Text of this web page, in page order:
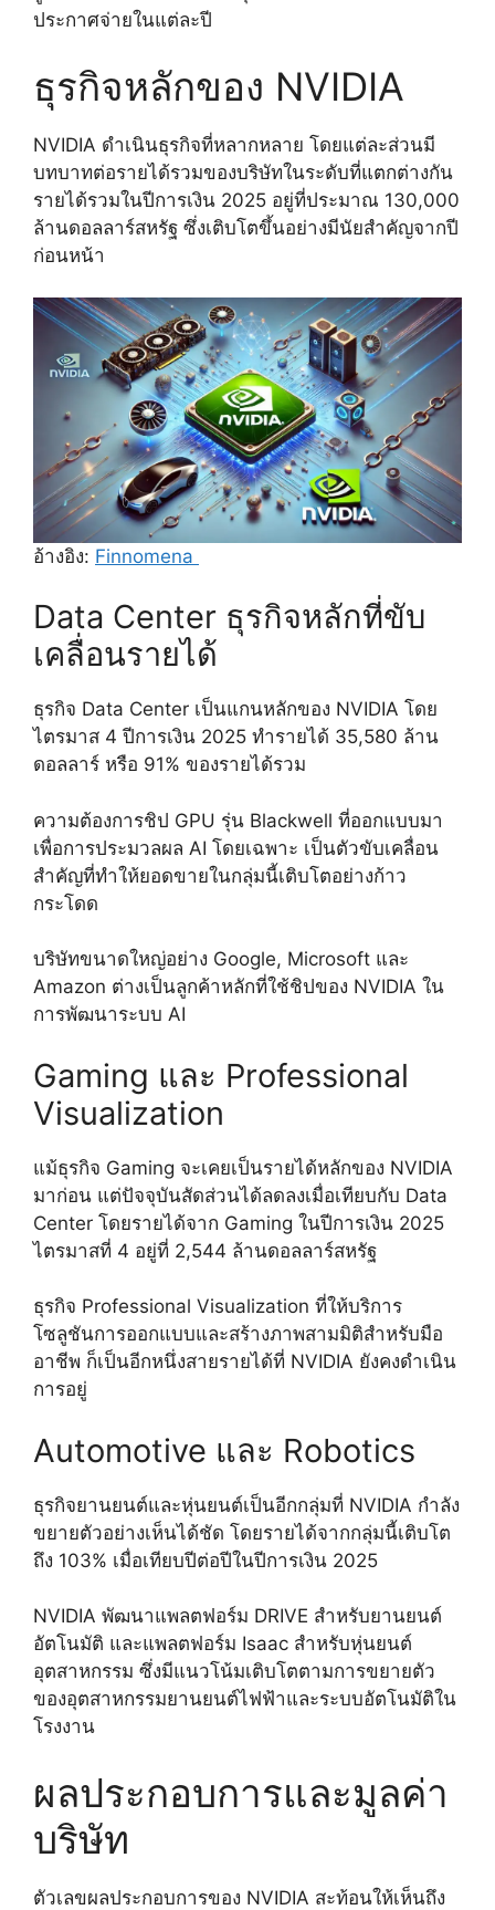
ประกาศจ่ายในแต่ละปี
ธุรกิจหลักของ NVIDIA
NVIDIA ดำเนินธุรกิจที่หลากหลาย โดยแต่ละส่วนมี
บทบาทต่อรายได้รวมของบริษัทในระดับที่แตกต่างกัน
รายได้รวมในปีการเงิน 2025 อยู่ที่ประมาณ 130,000
ล้านดอลลาร์สหรัฐ ซึ่งเติบโตขึ้นอย่างมีนัยสำคัญจากปี
ก่อนหน้า
อ้างอิง: Finnomena
Data Center ธุรกิจหลักที่ขับ
เคลื่อนรายได้
ธุรกิจ Data Center เป็นแกนหลักของ NVIDIA โดย
ไตรมาส 4 ปีการเงิน 2025 ทำรายได้ 35,580 ล้าน
ดอลลาร์ หรือ 91% ของรายได้รวม
ความต้องการชิป GPU รุ่น Blackwell ที่ออกแบบมา
เพื่อการประมวลผล AI โดยเฉพาะ เป็นตัวขับเคลื่อน
สำคัญที่ทำให้ยอดขายในกลุ่มนี้เติบโตอย่างก้าว
กระโดด
บริษัทขนาดใหญ่อย่าง Google, Microsoft และ
Amazon ต่างเป็นลูกค้าหลักที่ใช้ชิปของ NVIDIA ใน
การพัฒนาระบบ AI
Gaming และ Professional
Visualization
แม้ธุรกิจ Gaming จะเคยเป็นรายได้หลักของ NVIDIA
มาก่อน แต่ปัจจุบันสัดส่วนได้ลดลงเมื่อเทียบกับ Data
Center โดยรายได้จาก Gaming ในปีการเงิน 2025
ไตรมาสที่ 4 อยู่ที่ 2,544 ล้านดอลลาร์สหรัฐ
ธุรกิจ Professional Visualization ที่ให้บริการ
โซลูชันการออกแบบและสร้างภาพสามมิติสำหรับมือ
อาชีพ ก็เป็นอีกหนึ่งสายรายได้ที่ NVIDIA ยังคงดำเนิน
การอยู่
Automotive และ Robotics
ธุรกิจยานยนต์และหุ่นยนต์เป็นอีกกลุ่มที่ NVIDIA กำลัง
ขยายตัวอย่างเห็นได้ชัด โดยรายได้จากกลุ่มนี้เติบโต
ถึง 103% เมื่อเทียบปีต่อปีในปีการเงิน 2025
NVIDIA พัฒนาแพลตฟอร์ม DRIVE สำหรับยานยนต์
อัตโนมัติ และแพลตฟอร์ม Isaac สำหรับหุ่นยนต์
อุตสาหกรรม ซึ่งมีแนวโน้มเติบโตตามการขยายตัว
ของอุตสาหกรรมยานยนต์ไฟฟ้าและระบบอัตโนมัติใน
โรงงาน
ผลประกอบการและมูลค่า
บริษัท
ตัวเลขผลประกอบการของ NVIDIA สะท้อนให้เห็นถึง